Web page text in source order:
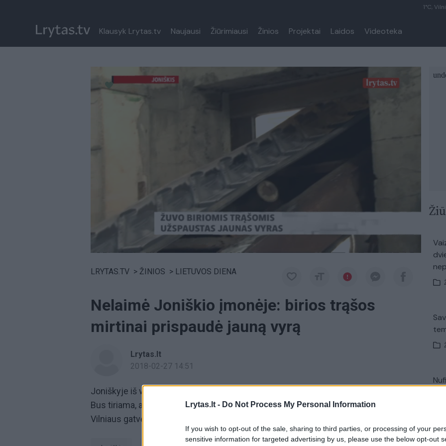
Lrytas.lt - Do Not Process My Personal Information
If you wish to opt-out of the sale, sharing to third parties, or processing of your
sensitive information for targeted advertising by us, please use the below opt-out
1°C,
Klausyk Lrytas.tv Naujausi Žiūrimiausi Žinios Projektai Laidos Videoteka
Paremkite Ukrainą
LRYTAS.TV > ŽINIOS > LIETUVOS DIENA
Nelaimė Joniškio įmonėje: birios trąšos
mirtinai prispaudė jauną vyrą
Lrytas.lt
2018-02-27 14:51
Joniškyje iš vagono pilamos birios trąšos prispaudė ir mirtinai sužalojo jauną vyrą.
Bus tiriama, ar nepažeistos darbo saugos taisyklės. Nelaimė įvyko prieš vidurdienį,
Vilniaus gatvėje esančios bendrovės teritorijoje.